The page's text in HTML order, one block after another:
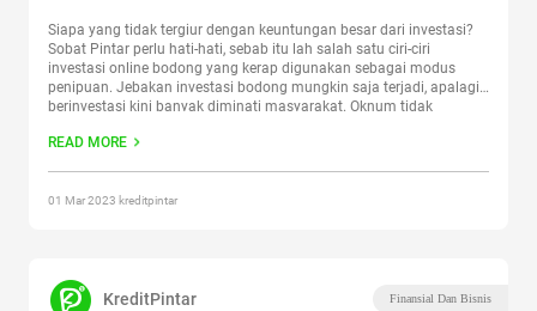
Siapa yang tidak tergiur dengan keuntungan besar dari investasi?
Sobat Pintar perlu hati-hati, sebab itu lah salah satu ciri-ciri
investasi online bodong yang kerap digunakan sebagai modus
penipuan. Jebakan investasi bodong mungkin saja terjadi, apalagi
berinvestasi kini banyak diminati masyarakat. Oknum tidak
mengumpulkan dana secara ilegal. Baca juga:
READ MORE
01 Mar 2023 kreditpintar
KreditPintar Finansial Dan Bisnis